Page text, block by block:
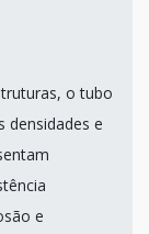
o tubo
densidades e
e